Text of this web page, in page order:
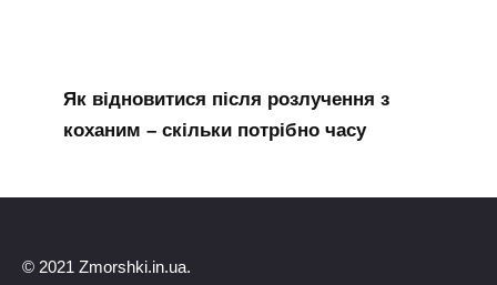
Як відновитися після розлучення з
коханим – скільки потрібно часу
© 2021 Zmorshki.in.ua.